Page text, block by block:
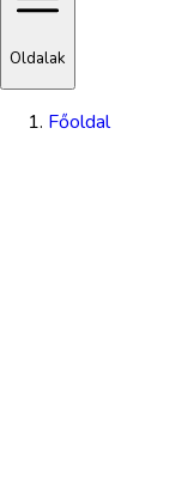
Oldalak
Főoldal